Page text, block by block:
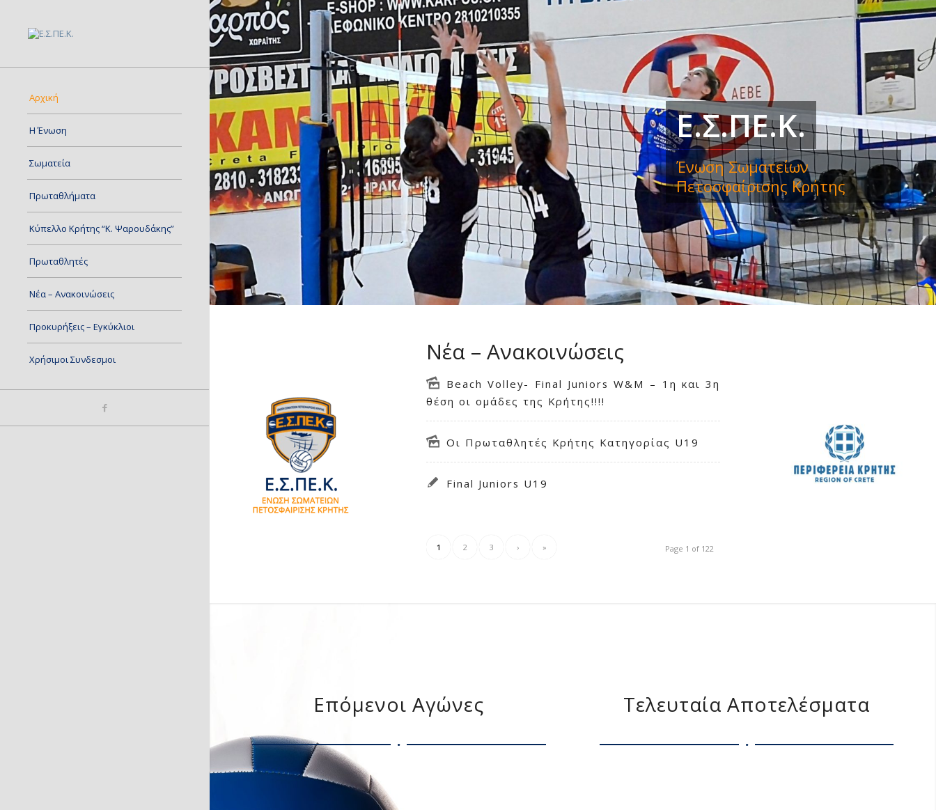
Αρχική
Η Ένωση
Σωματεία
Πρωταθλήματα
Κύπελλο Κρήτης “Κ. Ψαρουδάκης”
Πρωταθλητές
Νέα – Ανακοινώσεις
Προκυρήξεις – Εγκύκλιοι
Χρήσιμοι Συνδεσμοι
Ε.Σ.ΠΕ.Κ.
Ένωση Σωματείων
Πετοσφαίρισης Κρήτης
Νέα – Ανακοινώσεις
Beach Volley- Final Juniors W&M – 1η και 3η
θέση οι ομάδες της Κρήτης!!!!
Οι Πρωταθλητές Κρήτης Κατηγορίας U19
Final Juniors U19
Page 1 of 122
1 2 3 › »
Επόμενοι Αγώνες Τελευταία Αποτελέσματα